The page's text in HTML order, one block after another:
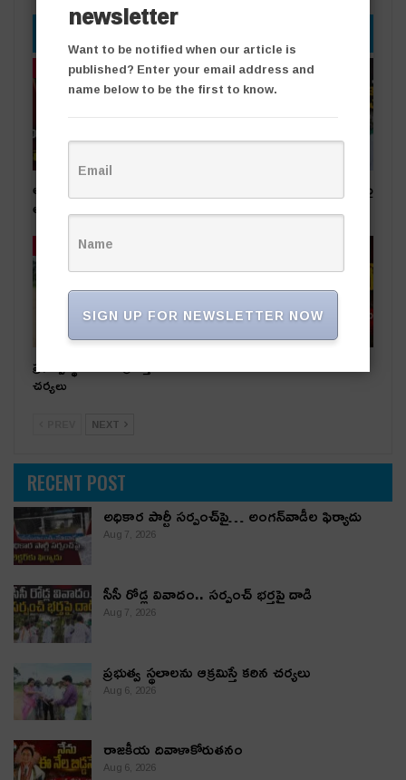
YOU MIGHT ALSO LIKE
తాజా వార్తలు
అధికార పార్టీ స‌ర్పంచ్‌పై…
అంగ‌న్‌వాడీల ఫిర్యాదు
తాజా వార్తలు
సీసీ రోడ్ల వివాదం.. స‌ర్పంచ్ భ‌ర్త‌పై
దాడి
తాజా వార్తలు
ప్రభుత్వ స్థలాలను ఆక్రమిస్తే కఠిన
చర్యలు
రాజకీయ దివాళాకోరుతనం
NEXT
RECENT POST
అధికార పార్టీ స‌ర్పంచ్‌పై… అంగ‌న్‌వాడీల ఫిర్యాదు
Aug 7, 2026
సీసీ రోడ్ల వివాదం.. స‌ర్పంచ్ భ‌ర్త‌పై దాడి
Aug 7, 2026
ప్రభుత్వ స్థలాలను ఆక్రమిస్తే కఠిన చర్యలు
Aug 6, 2026
రాజకీయ దివాళాకోరుతనం
Aug 6, 2026
newsletter
Want to be notified when our article is
published? Enter your email address and
name below to be the first to know.
SIGN UP FOR NEWSLETTER NOW